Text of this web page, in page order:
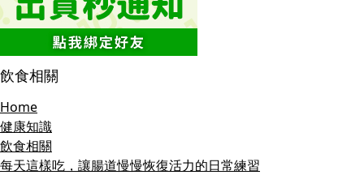
飲食相關
Home
健康知識
飲食相關
每天這樣吃，讓腸道慢慢恢復活力的日常練習